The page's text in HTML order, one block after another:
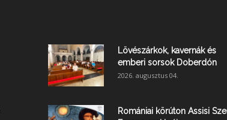
Lövészárkok, kavernák és
emberi sorsok Doberdón
2026. augusztus 04.
Romániai körúton Assisi